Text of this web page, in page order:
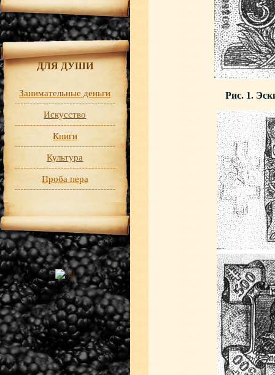
ДЛЯ ДУШИ
Занимательные деньги
Искусство
Книги
Культура
Проба пера
Рис. 1.